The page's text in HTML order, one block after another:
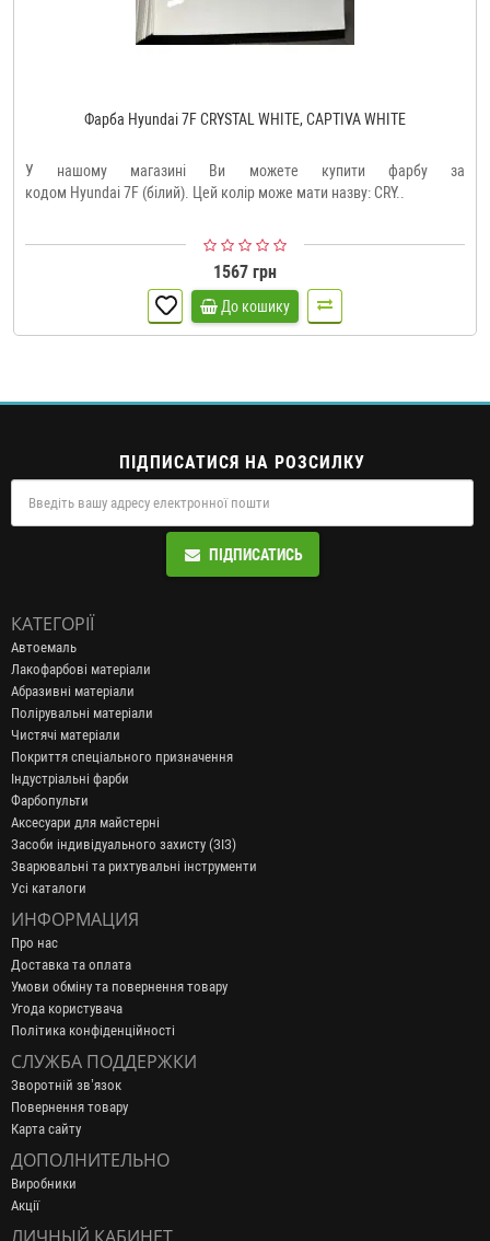
Фарба Hyundai 7F CRYSTAL WHITE, CAPTIVA WHITE
У нашому магазині Ви можете купити фарбу за
кодом Hyundai 7F (білий). Цей колір може мати назву: CRY..
1567 грн
До кошику
ПІДПИСАТИСЯ НА РОЗСИЛКУ
ПІДПИСАТИСЬ
КАТЕГОРІЇ
Автоемаль
Лакофарбові матеріали
Абразивні матеріали
Полірувальні матеріали
Чистячі матеріали
Покриття спеціального призначення
Індустріальні фарби
Фарбопульти
Аксесуари для майстерні
Засоби індивідуального захисту (ЗІЗ)
Зварювальні та рихтувальні інструменти
Усі каталоги
ИНФОРМАЦИЯ
Про нас
Доставка та оплата
Умови обміну та повернення товару
Угода користувача
Політика конфіденційності
СЛУЖБА ПОДДЕРЖКИ
Зворотній зв’язок
Повернення товару
Карта сайту
ДОПОЛНИТЕЛЬНО
Виробники
Акції